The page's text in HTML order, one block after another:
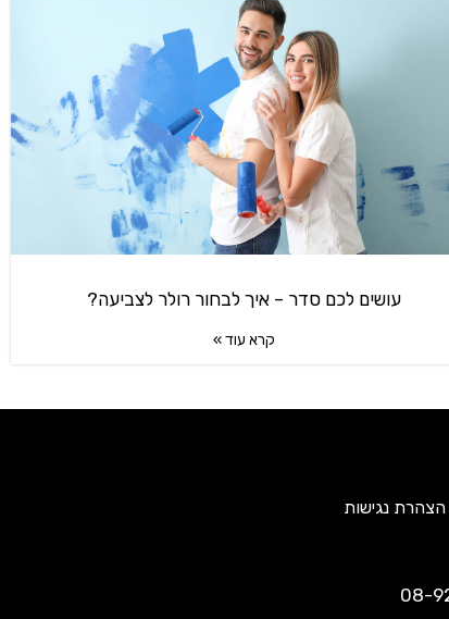
עושים לכם סדר – איך לבחור רולר לצביעה?
קרא עוד »
הצהרת נגישות
08-